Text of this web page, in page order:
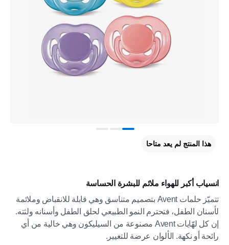
انسياب أكبر للهواء ملائم للبشرة الحساسة
تتميّز حلمات Avent بتصميم متناسق وهي قابلة للانقباض وملائمة
لأسنان الطفل، فتحترم النمو الطبيعي لحلق الطفل وأسنانه ولثته.
إن كل لهّايات Avent مصنوعة من السيليكون وهي خالية من أي
رائحة أو نكهة. الألوان عرضة للتغيير.
هذا المنتج لم يعد متاحا